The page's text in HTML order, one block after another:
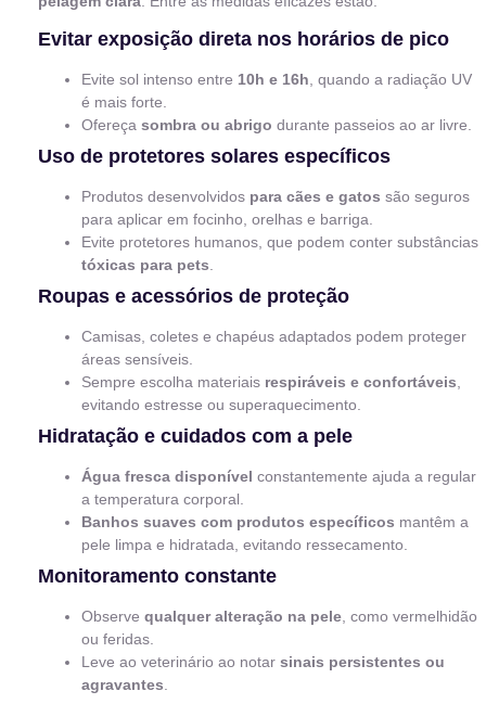
Evitar exposição direta nos horários de pico
Evite sol intenso entre 10h e 16h , quando a radiação UV
é mais forte.
Ofereça sombra ou abrigo durante passeios ao ar livre.
Uso de protetores solares específicos
Produtos desenvolvidos para cães e gatos são seguros
para aplicar em focinho, orelhas e barriga.
Evite protetores humanos, que podem conter substâncias
tóxicas para pets
Roupas e acessórios de proteção
Camisas, coletes e chapéus adaptados podem proteger
áreas sensíveis.
Sempre escolha materiais respiráveis e confortáveis
evitando estresse ou superaquecimento.
Hidratação e cuidados com a pele
Água fresca disponível constantemente ajuda a regular
a temperatura corporal.
Banhos suaves com produtos específicos mantêm a
pele limpa e hidratada, evitando ressecamento.
Monitoramento constante
Observe qualquer alteração na pele , como vermelhidão
ou feridas.
Leve ao veterinário ao notar sinais persistentes ou
agravantes